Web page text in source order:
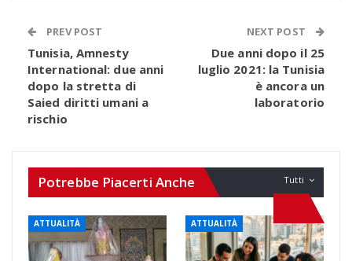
PREV POST
Tunisia, Amnesty
International: due anni
dopo la stretta di
Saied diritti umani a
rischio
NEXT POST
Due anni dopo il 25
luglio 2021: la Tunisia
è ancora un
laboratorio
Tutti
Potrebbe Piacerti Anche
ATTUALITÀ ATTUALITÀ